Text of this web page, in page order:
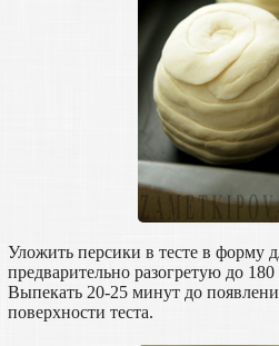
Уложить персики в тесте в форму
предварительно разогретую до 180
Выпекать 20-25 минут до
поверхности теста.